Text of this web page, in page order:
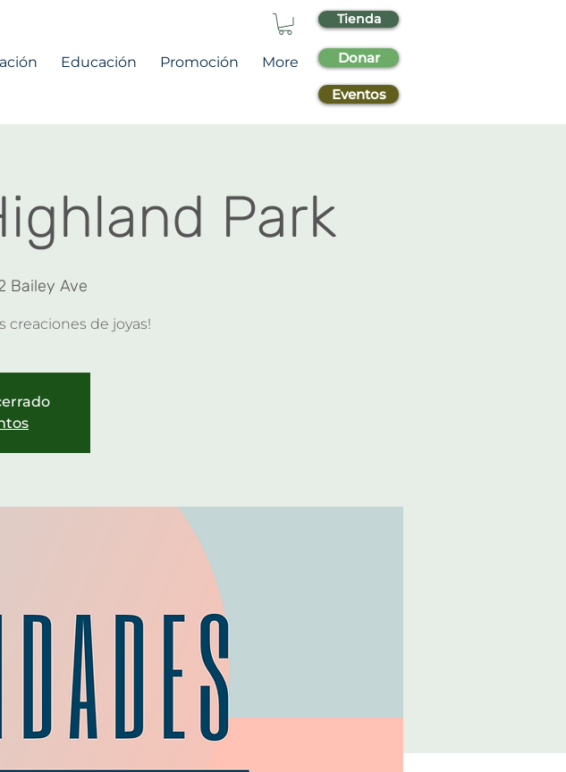
Educación Promoción More
Tienda
Donar
Eventos
Park
Bailey Ave
creaciones de joyas!